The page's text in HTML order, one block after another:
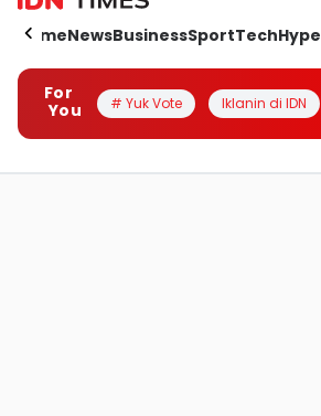
HomeNewsBusinessSportTechHype
For
You
# Yuk Vote Iklanin di IDN